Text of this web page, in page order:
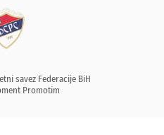
savez Federacije BiH
Promotim